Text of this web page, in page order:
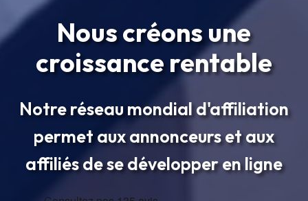
Nous créons une
croissance rentable
Notre réseau mondial d'affiliation
permet aux annonceurs et aux
affiliés de se développer en ligne